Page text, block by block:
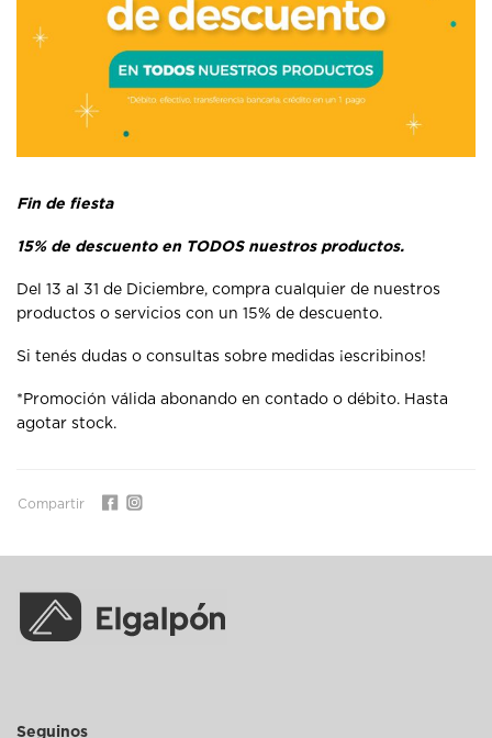
Fin de fiesta
15% de descuento en TODOS nuestros productos.
Del 13 al 31 de Diciembre, compra cualquier de nuestros
productos o servicios con un 15% de descuento.
Si tenés dudas o consultas sobre medidas ¡escribinos!
*Promoción válida abonando en contado o débito. Hasta
agotar stock.
Compartir
Seguinos